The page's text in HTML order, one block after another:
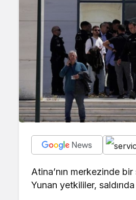
Atina’nın merkezinde
Yunan yetkililer,